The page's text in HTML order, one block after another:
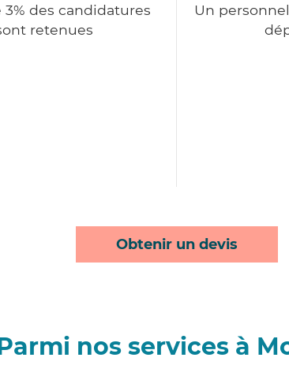
3% des candidatures
retenues
Un
Obtenir un devis
nos services à